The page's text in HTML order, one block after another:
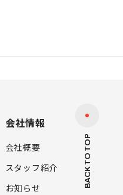
会社情報
会社概要
スタッフ紹介
お知らせ
BACK TO TOP